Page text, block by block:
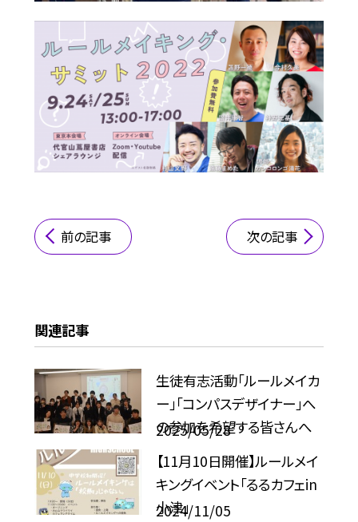
前の記事 次の記事
関連記事
生徒有志活動「ルールメイカ
ー」「コンパスデザイナー」へ
の参加を希望する皆さんへ
2025/05/28
【11月10日開催】ルールメイ
キングイベント「るるカフェin
小津」
2024/11/05